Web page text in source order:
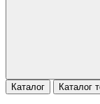
Каталог Каталог